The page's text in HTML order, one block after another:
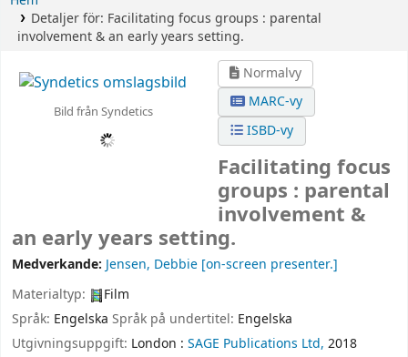
Detaljer för: Facilitating focus groups : parental
involvement & an early years setting.
Bild från Syndetics
Normalvy
MARC-vy
ISBD-vy
Facilitating focus
groups : parental
involvement &
an early years setting.
Medverkande: Jensen, Debbie [on-screen presenter.]
Materialtyp:
Film
Språk: Engelska Språk på undertitel: Engelska
Utgivningsuppgift: London : SAGE Publications Ltd, 2018